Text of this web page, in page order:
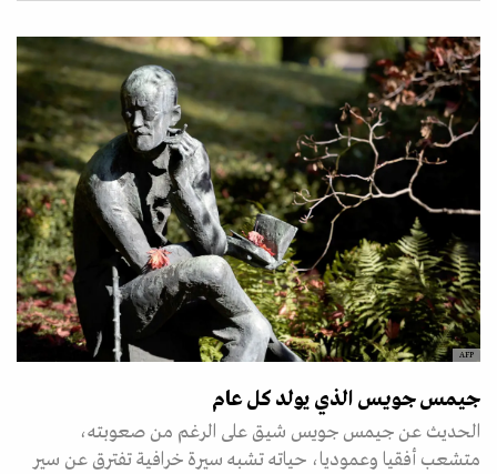
AFP
جيمس جويس الذي يولد كل عام
الحديث عن جيمس جويس شيق على الرغم من صعوبته،
متشعب أفقيا وعموديا، حياته تشبه سيرة خرافية تفترق عن سير